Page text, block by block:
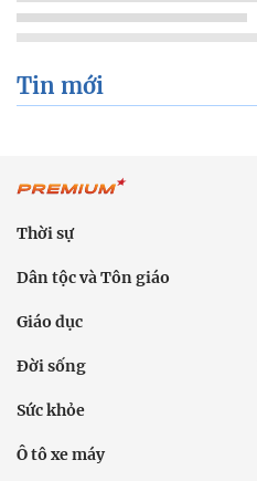
Tin mới
Thời sự
Dân tộc và Tôn giáo
Giáo dục
Đời sống
Sức khỏe
Ô tô xe máy